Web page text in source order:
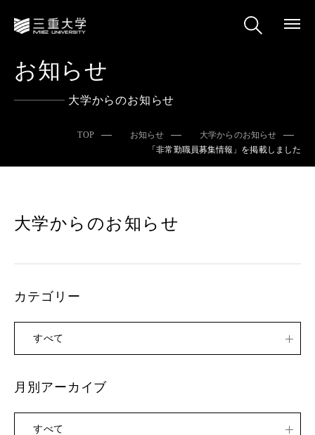
お知らせ
大学からのお知らせ
TOP お知らせ
大学からのお知らせ
「非常勤職員募集情報」を掲載しました
大学からのお知らせ
カテゴリー
すべて
月別アーカイブ
すべて